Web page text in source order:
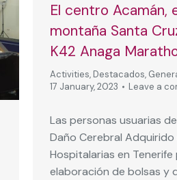
El centro Acamán,
montaña Santa
K42 Anaga
Activities, Destacados,
17 January, 2023
Leave a
Las personas usuarias
Daño Cerebral Adquirido
Hospitalarias en
elaboración de bolsas y